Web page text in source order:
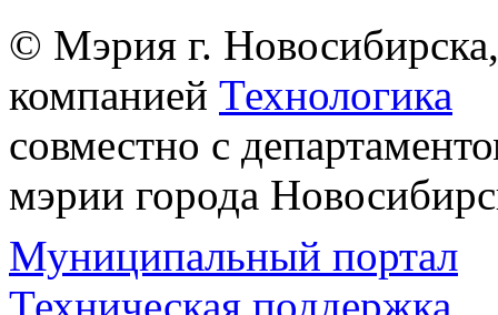
© Мэрия г.
компанией Технологика
совместно с
мэрии города
Муниципальный портал